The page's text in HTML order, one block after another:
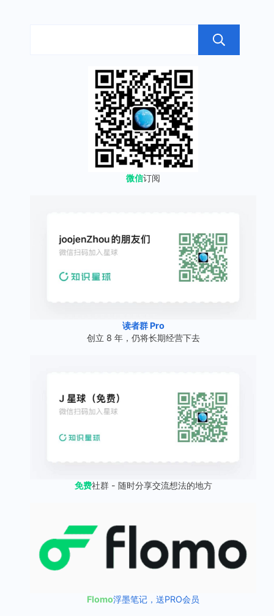
微信订阅
读者群 Pro
创立 8 年，仍将长期经营下去
免费社群 - 随时分享交流想法的地方
Flomo浮墨笔记，送PRO会员